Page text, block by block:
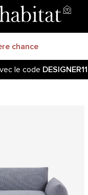
chance
le code DESIGNER11